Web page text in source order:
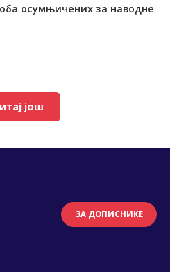
осумњичених за наводне
још
ЗА ДОПИСНИКЕ